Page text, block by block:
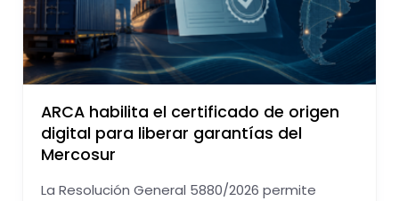
ARCA habilita el certificado de origen
digital para liberar garantías del
Mercosur
La Resolución General 5880/2026 permite